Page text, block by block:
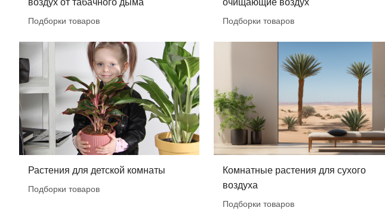
воздух от табачного дыма
Подборки товаров
очищающие воздух
Подборки товаров
Растения для детской комнаты
Подборки товаров
Комнатные растения для сухого
воздуха
Подборки товаров